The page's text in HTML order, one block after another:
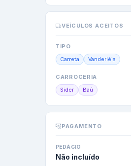
VEÍCULOS ACEITOS
TIPO
Carreta Vanderléia
CARROCERIA
Sider Baú
PAGAMENTO
PEDÁGIO
Não incluído